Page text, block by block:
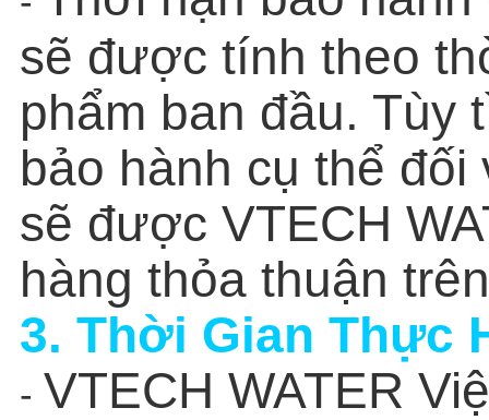
sẽ được tính theo
phẩm ban đầu. Tùy
bảo hành cụ thể
sẽ được VTECH
hàng thỏa thuận
3. Thời Gian Thực
- VTECH WATER